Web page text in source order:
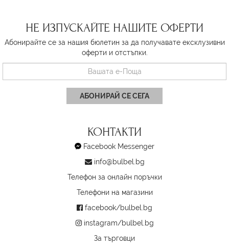
НЕ ИЗПУСКАЙТЕ НАШИТЕ ОФЕРТИ
Абонирайте се за нашия бюлетин за да получавате ексклузивни
оферти и отстъпки.
АБОНИРАЙ СЕ СЕГА
КОНТАКТИ
Facebook Messenger
info@bulbel.bg
Телефон за онлайн поръчки
Телефони на магазини
facebook/bulbel.bg
instagram/bulbel.bg
За търговци